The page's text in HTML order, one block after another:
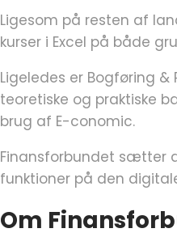
Ligesom på resten af
kurser i Excel på både
Ligeledes er Bogføring
teoretiske og praktiske
brug af E-conomic.
Finansforbundet sætter
funktioner på den
Om